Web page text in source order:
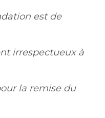
est de
irrespectueux à
la remise du